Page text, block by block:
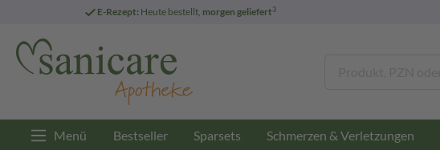
E-Rezept: Heute bestellt, morgen geliefert3
Menü Bestseller Sparsets Schmerzen & Verletzungen